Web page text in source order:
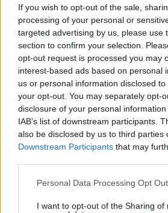
If you wish to opt-out of the sale,
processing of your personal or
targeted advertising by us, please use
section to confirm your selection.
opt-out request is processed you may
interest-based ads based on personal
us or personal information disclosed
your opt-out. You may separately opt-
disclosure of your personal
IAB’s list of downstream participants.
also be disclosed by us to third parties
Downstream Participants that may
Please note that this website/app uses
not limited to your visit or usage
Personal Data Processing Opt
I want to opt-out of the Sharing of
μικρέ, δείτε βίντεο
06.08.2026, 16:39
Προϊόν εργαστηρίου ή της φύσης ο
κορωνοϊός; Άλλα έλεγε δημόσια ο
Φάουτσι και άλλα ιδιωτικά, αρνήθηκε
100 φορές να απαντήσει στο
Κογκρέσο
06.08.2026, 21:40 147
Αποχωρούν ακόμη δύο στελέχη από
καταγγέλλουν έλλειψη διαλόγου